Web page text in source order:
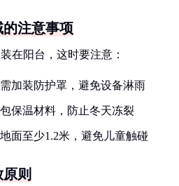
注意事项
在阳台，这时要注意：
需加装防护罩，避免设备淋雨
保温材料，防止冬天冻裂
面至少1.2米，避免儿童触碰
则